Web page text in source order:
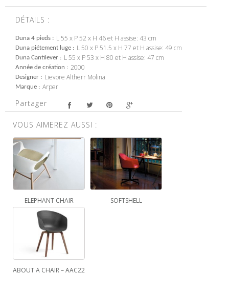
DÉTAILS :
Duna 4 pieds L 55 x P 52 x H 46 et H assise: 43 cm
Duna piétement luge L 50 x P 51.5 x H 77 et H assise: 49 cm
Duna Cantilever L 55 x P 53 x H 80 et H assise: 47 cm
Année de création 2000
Designer Lievore Altherr Molina
Marque Arper
Partager
VOUS AIMEREZ AUSSI :
ELEPHANT CHAIR SOFTSHELL
ABOUT A CHAIR – AAC22